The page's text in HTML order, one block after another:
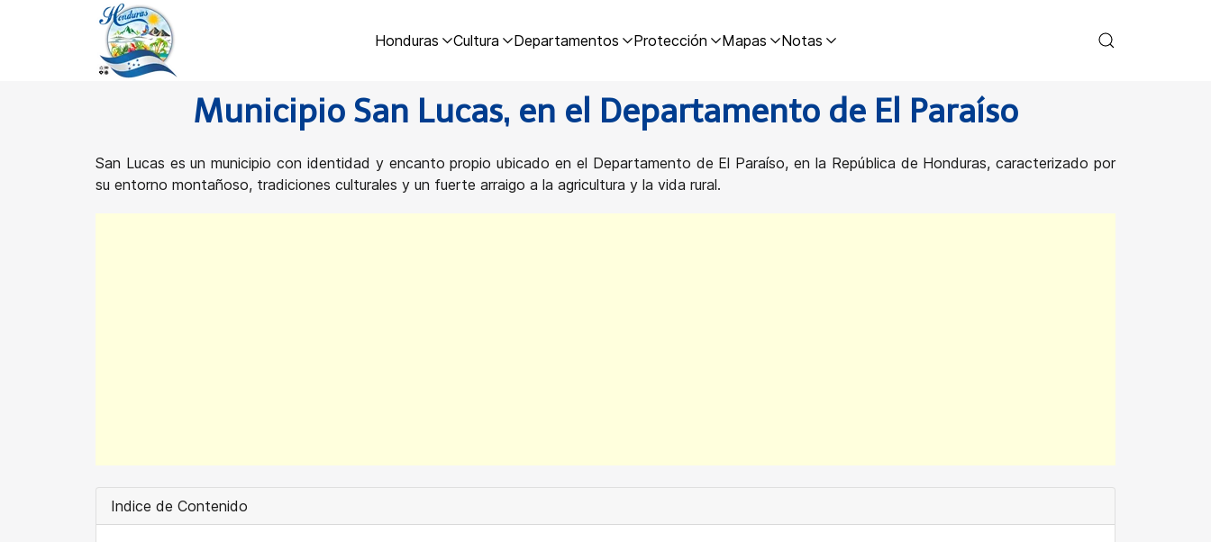
Honduras Cultura Departamentos Protección Mapas Notas
Municipio San Lucas, en el Departamento de El Paraíso
San Lucas es un municipio con identidad y encanto propio ubicado en el Departamento de El Paraíso, en la República de Honduras, caracterizado por
su entorno montañoso, tradiciones culturales y un fuerte arraigo a la agricultura y la vida rural.
Indice de Contenido